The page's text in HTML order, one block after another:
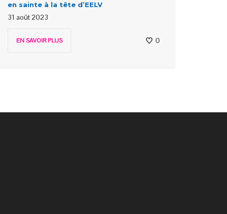
en sainte à la tête d’EELV
31 août 2023
EN SAVOIR PLUS 0